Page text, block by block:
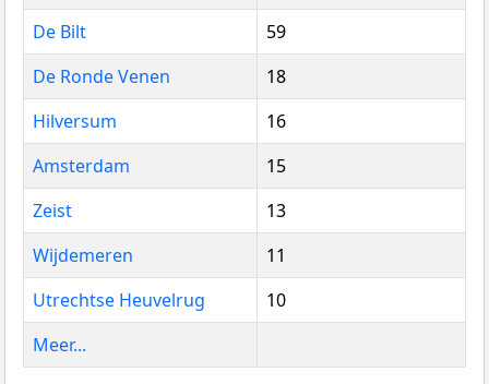
De Bilt
59
De Ronde Venen
18
Hilversum
16
Amsterdam
15
Zeist
13
Wijdemeren
11
Utrechtse Heuvelrug
10
Meer...